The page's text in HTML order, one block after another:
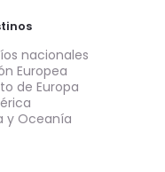
nacionales
Europea
de Europa
y Oceanía